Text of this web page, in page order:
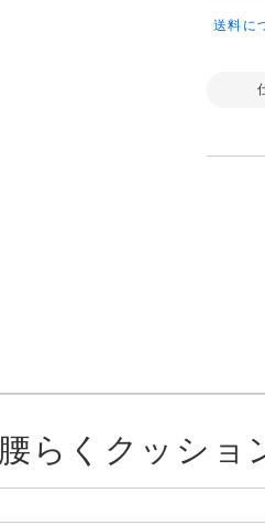
送料に
腰らくクッショ